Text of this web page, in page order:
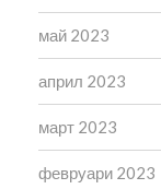
май 2023
април 2023
март 2023
февруари 2023